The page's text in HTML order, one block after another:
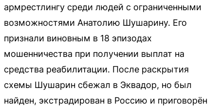
армрестлингу среди людей с ограниченными
возможностями Анатолию Шушарину. Его
признали виновным в 18 эпизодах
мошенничества при получении выплат на
средства реабилитации. После раскрытия
схемы Шушарин сбежал в Эквадор, но был
найден, экстрадирован в Россию и приговорён